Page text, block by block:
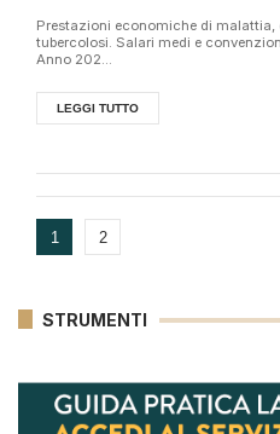
Prestazioni economiche di malattia,
tubercolosi. Salari medi e
Anno 202...
LEGGI TUTTO
1 2
STRUMENTI